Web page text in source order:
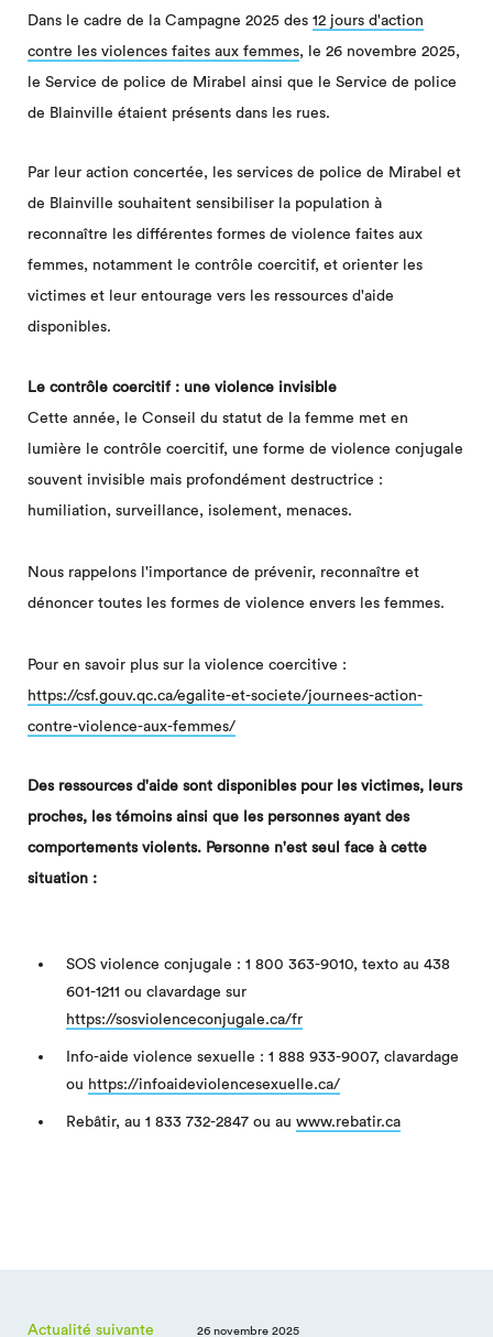
Dans le cadre de la Campagne 2025 des 12 jours d'action
contre les violences faites aux femmes, le 26 novembre 2025,
le Service de police de Mirabel ainsi que le Service de police
de Blainville étaient présents dans les rues.
Par leur action concertée, les services de police de Mirabel et
de Blainville souhaitent sensibiliser la population à
reconnaître les différentes formes de violence faites aux
femmes, notamment le contrôle coercitif, et orienter les
victimes et leur entourage vers les ressources d'aide
disponibles.
Le contrôle coercitif : une violence invisible
Cette année, le Conseil du statut de la femme met en
lumière le contrôle coercitif, une forme de violence conjugale
souvent invisible mais profondément destructrice :
humiliation, surveillance, isolement, menaces.
Nous rappelons l'importance de prévenir, reconnaître et
dénoncer toutes les formes de violence envers les femmes.
Pour en savoir plus sur la violence coercitive :
https://csf.gouv.qc.ca/egalite-et-societe/journees-action-
contre-violence-aux-femmes/
Des ressources d'aide sont disponibles pour les victimes, leurs
proches, les témoins ainsi que les personnes ayant des
comportements violents. Personne n'est seul face à cette
situation :
SOS violence conjugale : 1 800 363-9010, texto au 438
601-1211 ou clavardage sur
https://sosviolenceconjugale.ca/fr
Info-aide violence sexuelle : 1 888 933-9007, clavardage
ou https://infoaideviolencesexuelle.ca/
Rebâtir, au 1 833 732-2847 ou au www.rebatir.ca
Actualité suivante 26 novembre 2025